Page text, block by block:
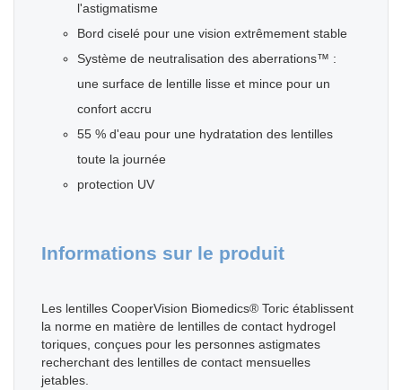
l'astigmatisme
Bord ciselé pour une vision extrêmement stable
Système de neutralisation des aberrations™ :
une surface de lentille lisse et mince pour un
confort accru
55 % d'eau pour une hydratation des lentilles
toute la journée
protection UV
Informations sur le produit
Les lentilles CooperVision Biomedics® Toric établissent
la norme en matière de lentilles de contact hydrogel
toriques, conçues pour les personnes astigmates
recherchant des lentilles de contact mensuelles
jetables.